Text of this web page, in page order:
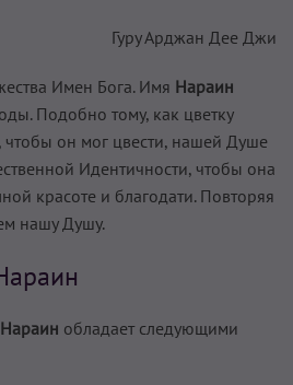
Гуру Арджан Дее Джи
Имен Бога. Имя Нараин
Подобно тому, как цветку
чтобы он мог цвести, нашей Душе
Идентичности, чтобы она
красоте и благодати. Повторяя
нашу Душу.
Нараин обладает следующими